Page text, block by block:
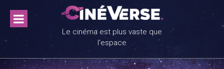
content
Le cinéma est plus vaste que
l'espace